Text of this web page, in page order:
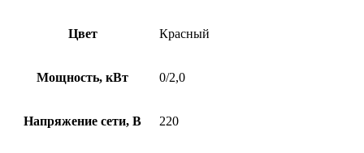
Цвет Красный
Мощность, кВт 0/2,0
Напряжение сети, В 220